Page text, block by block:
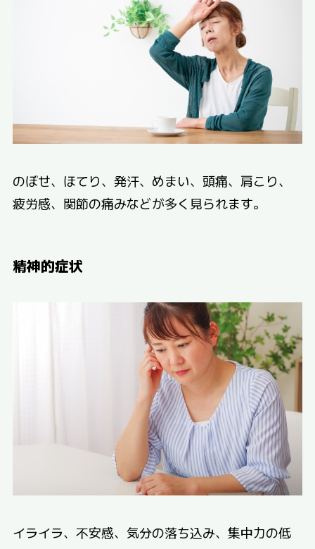
のぼせ、ほてり、発汗、めまい、頭痛、肩こり、
疲労感、関節の痛みなどが多く見られます。
精神的症状
イライラ、不安感、気分の落ち込み、集中力の低